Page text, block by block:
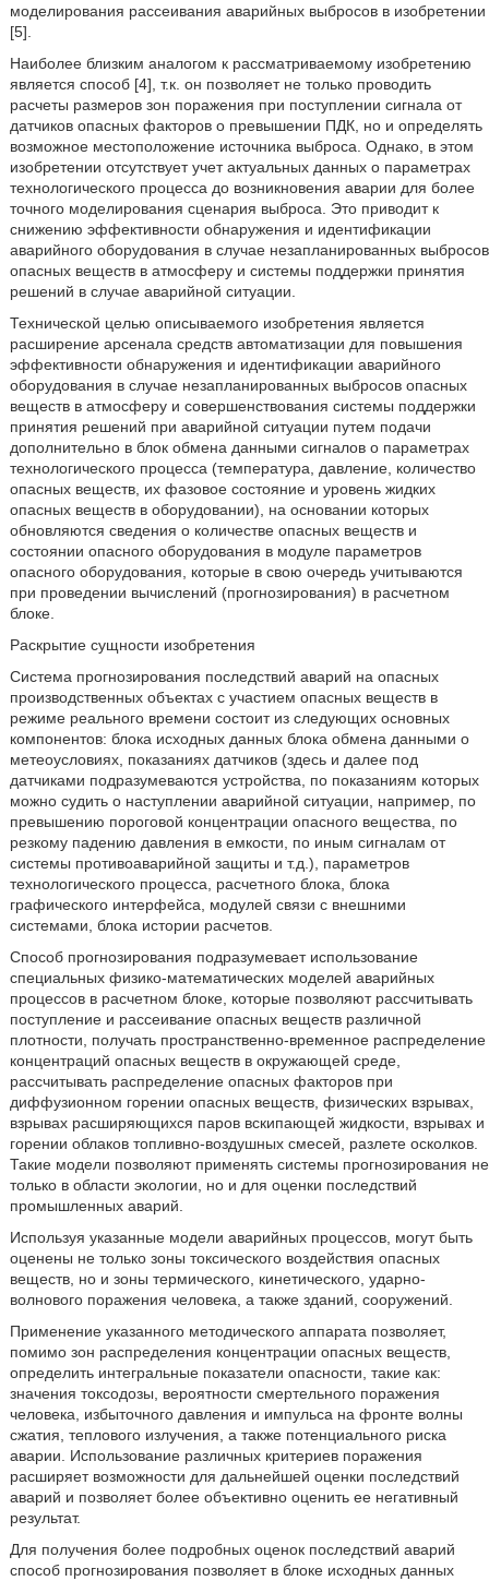
моделирования рассеивания аварийных выбросов в изобретении
[5].
Наиболее близким аналогом к рассматриваемому изобретению
является способ [4], т.к. он позволяет не только проводить
расчеты размеров зон поражения при поступлении сигнала от
датчиков опасных факторов о превышении ПДК, но и определять
возможное местоположение источника выброса. Однако, в этом
изобретении отсутствует учет актуальных данных о параметрах
технологического процесса до возникновения аварии для более
точного моделирования сценария выброса. Это приводит к
снижению эффективности обнаружения и идентификации
аварийного оборудования в случае незапланированных выбросов
опасных веществ в атмосферу и системы поддержки принятия
решений в случае аварийной ситуации.
Технической целью описываемого изобретения является
расширение арсенала средств автоматизации для повышения
эффективности обнаружения и идентификации аварийного
оборудования в случае незапланированных выбросов опасных
веществ в атмосферу и совершенствования системы поддержки
принятия решений при аварийной ситуации путем подачи
дополнительно в блок обмена данными сигналов о параметрах
технологического процесса (температура, давление, количество
опасных веществ, их фазовое состояние и уровень жидких
опасных веществ в оборудовании), на основании которых
обновляются сведения о количестве опасных веществ и
состоянии опасного оборудования в модуле параметров
опасного оборудования, которые в свою очередь учитываются
при проведении вычислений (прогнозирования) в расчетном
блоке.
Раскрытие сущности изобретения
Система прогнозирования последствий аварий на опасных
производственных объектах с участием опасных веществ в
режиме реального времени состоит из следующих основных
компонентов: блока исходных данных блока обмена данными о
метеоусловиях, показаниях датчиков (здесь и далее под
датчиками подразумеваются устройства, по показаниям которых
можно судить о наступлении аварийной ситуации, например, по
превышению пороговой концентрации опасного вещества, по
резкому падению давления в емкости, по иным сигналам от
системы противоаварийной защиты и т.д.), параметров
технологического процесса, расчетного блока, блока
графического интерфейса, модулей связи с внешними
системами, блока истории расчетов.
Способ прогнозирования подразумевает использование
специальных физико-математических моделей аварийных
процессов в расчетном блоке, которые позволяют рассчитывать
поступление и рассеивание опасных веществ различной
плотности, получать пространственно-временное распределение
концентраций опасных веществ в окружающей среде,
рассчитывать распределение опасных факторов при
диффузионном горении опасных веществ, физических взрывах,
взрывах расширяющихся паров вскипающей жидкости, взрывах и
горении облаков топливно-воздушных смесей, разлете осколков.
Такие модели позволяют применять системы прогнозирования не
только в области экологии, но и для оценки последствий
промышленных аварий.
Используя указанные модели аварийных процессов, могут быть
оценены не только зоны токсического воздействия опасных
веществ, но и зоны термического, кинетического, ударно-
волнового поражения человека, а также зданий, сооружений.
Применение указанного методического аппарата позволяет,
помимо зон распределения концентрации опасных веществ,
определить интегральные показатели опасности, такие как:
значения токсодозы, вероятности смертельного поражения
человека, избыточного давления и импульса на фронте волны
сжатия, теплового излучения, а также потенциального риска
аварии. Использование различных критериев поражения
расширяет возможности для дальнейшей оценки последствий
аварий и позволяет более объективно оценить ее негативный
результат.
Для получения более подробных оценок последствий аварий
способ прогнозирования позволяет в блоке исходных данных